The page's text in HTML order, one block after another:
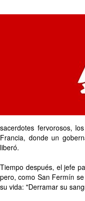
sacerdotes fervorosos,
Francia, donde un
liberó.
Tiempo después, el jefe
pero, como San Fermín
su vida: "Derramar su